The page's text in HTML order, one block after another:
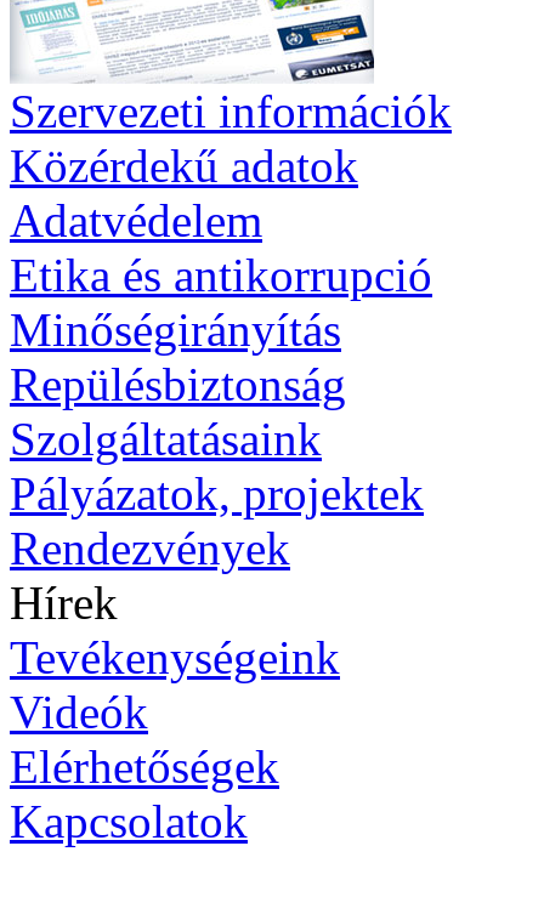
Szervezeti információk
Közérdekű adatok
Adatvédelem
Etika és antikorrupció
Minőségirányítás
Repülésbiztonság
Szolgáltatásaink
Pályázatok, projektek
Rendezvények
Hírek
Tevékenységeink
Videók
Elérhetőségek
Kapcsolatok